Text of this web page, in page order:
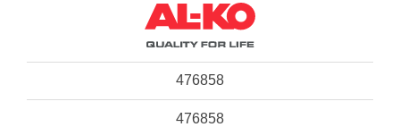
476858
476858